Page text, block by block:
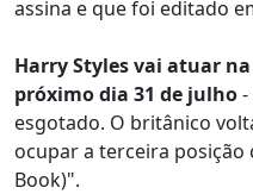
assina e que foi editado
Harry Styles vai atuar
próximo dia 31 de julho
esgotado. O britânico
ocupar a terceira posição
Book)".